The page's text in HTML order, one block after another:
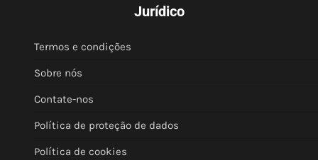
Jurídico
Termos e condições
Sobre nós
Contate-nos
Política de proteção de dados
Política de cookies